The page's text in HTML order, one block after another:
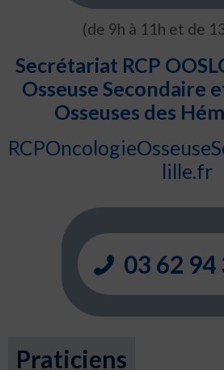
(de 9h à 11h et de
Secrétariat RCP
Osseuse Secondaire
Osseuses des
lille.fr
03 62 94
Praticiens